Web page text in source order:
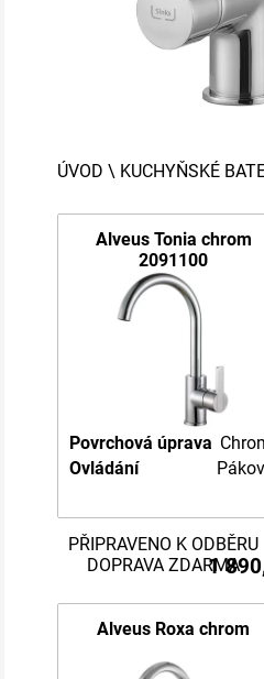
ÚVOD \ KUCHYŇSKÉ
Alveus Tonia chrom
2091100
Povrchová úprava
Ovládání
1
PŘIPRAVENO K ODBĚRU
DOPRAVA ZDARMA
Alveus Roxa chrom